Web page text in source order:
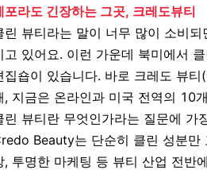
포라도 긴장하는 그곳, 크레도뷰티
린 뷰티라는 말이 너무 많이 소비되
고 있어요. 이런 가운데 북미에서
집숍이 있습니다. 바로 크레도 뷰티
, 지금은 온라인과 미국 전역의 10
린 뷰티란 무엇인가라는 질문에 가
Beauty는 단순히 클린 성분만
, 투명한 마케팅 등 뷰티 산업 전반